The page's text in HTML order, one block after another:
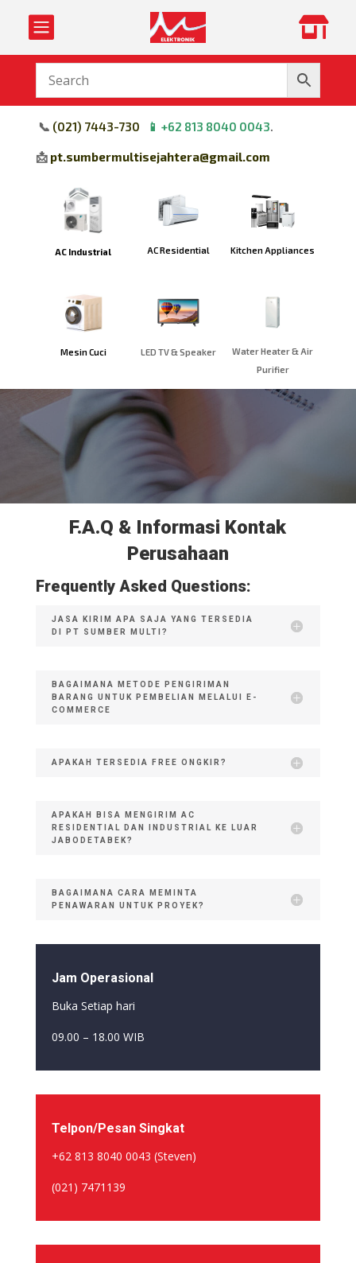
 
📞 (021) 7443-730 📱 +62 813 8040 0043.
📩 pt.sumbermultisejahtera@gmail.com
AC Industrial AC Residential Kitchen Appliances
Mesin Cuci LED TV & Speaker
Water Heater & Air
Purifier
F.A.Q & Informasi Kontak
Perusahaan
Frequently Asked Questions:
JASA KIRIM APA SAJA YANG TERSEDIA
DI PT SUMBER MULTI?
BAGAIMANA METODE PENGIRIMAN
BARANG UNTUK PEMBELIAN MELALUI E-
COMMERCE
APAKAH TERSEDIA FREE ONGKIR?
APAKAH BISA MENGIRIM AC
RESIDENTIAL DAN INDUSTRIAL KE LUAR
JABODETABEK?
BAGAIMANA CARA MEMINTA
PENAWARAN UNTUK PROYEK?
Jam Operasional
Buka Setiap hari
09.00 – 18.00 WIB
Telpon/Pesan Singkat
+62 813 8040 0043 (Steven)
(021) 7471139